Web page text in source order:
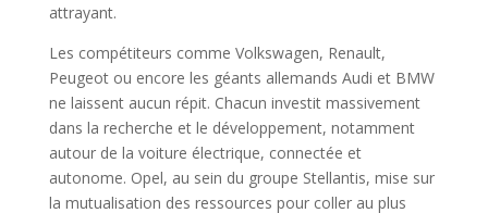
attrayant.
Les compétiteurs comme Volkswagen, Renault,
Peugeot ou encore les géants allemands Audi et BMW
ne laissent aucun répit. Chacun investit massivement
dans la recherche et le développement, notamment
autour de la voiture électrique, connectée et
autonome. Opel, au sein du groupe Stellantis, mise sur
la mutualisation des ressources pour coller au plus